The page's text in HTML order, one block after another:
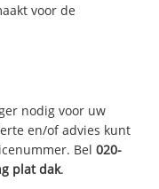
voor de
nodig voor uw
en/of advies kunt
Bel020-
plat dak.